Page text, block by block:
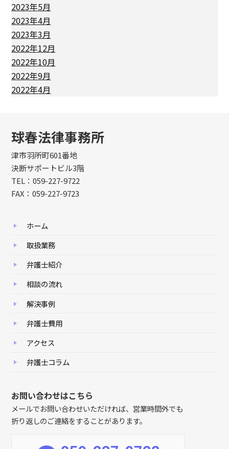
2023年5月
2023年4月
2023年3月
2022年12月
2022年10月
2022年9月
2022年4月
球春法律事務所
津市羽所町601番地
決断サポートビル3階
TEL：059-227-9722
FAX：059-227-9723
ホーム
取扱業務
弁護士紹介
相談の流れ
解決事例
弁護士費用
アクセス
弁護士コラム
お問い合わせはこちら
メールでお問い合わせいただければ、営業時間外でも
折り返しのご連絡をすることがあります。